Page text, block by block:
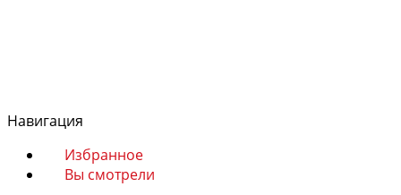
Печи
Аксессуары
Навигация
Избранное
Вы смотрели